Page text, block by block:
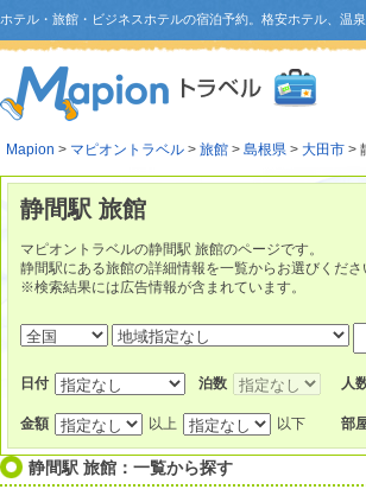
ホテル・旅館・ビジネスホテルの宿泊予約。格安ホテル、温泉
Mapion > マピオントラベル > 旅館 > 島根県 > 大田市 >
静間駅 旅館
マピオントラベルの静間駅 旅館のページです。
静間駅にある旅館の詳細情報を一覧からお選びくださ
※検索結果には広告情報が含まれています。
日付 泊数 人
金額 以上 以下 部
静間駅 旅館：一覧から探す